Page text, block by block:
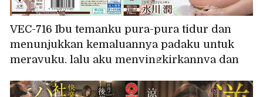
VEC-716 Ibu temanku pura-pura tidur dan
menunjukkan kemaluannya padaku untuk
merayuku, lalu aku menyingkirkannya dan
dengannya. Mizukawa Jun